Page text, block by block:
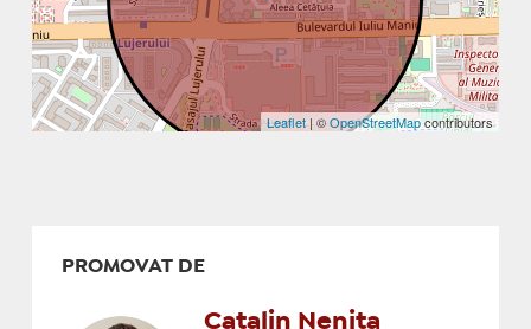
Leaflet| ©OpenStreetMapcontributors
PROMOVAT DE
Catalin Nenita